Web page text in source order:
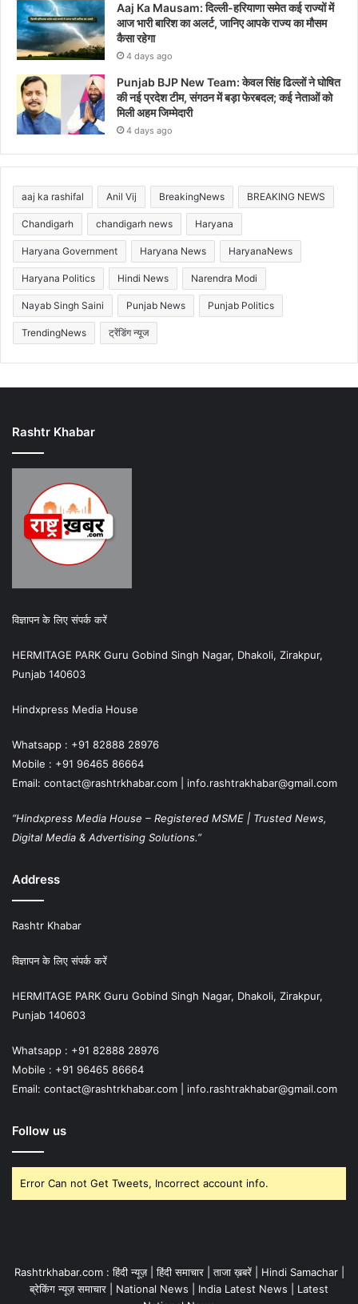
Aaj Ka Mausam: दिल्ली-हरियाणा समेत कई राज्यों में
आज भारी बारिश का अलर्ट, जानिए आपके राज्य का मौसम
कैसा रहेगा
4 days ago
Punjab BJP New Team: केवल सिंह ढिल्लों ने घोषित
की नई प्रदेश टीम, संगठन में बड़ा फेरबदल; कई नेताओं को
मिली अहम जिम्मेदारी
4 days ago
aaj ka rashifal Anil Vij BreakingNews BREAKING NEWS
Chandigarh chandigarh news Haryana
Haryana Government Haryana News HaryanaNews
Haryana Politics Hindi News Narendra Modi
Nayab Singh Saini Punjab News Punjab Politics
TrendingNews ट्रेंडिंग न्यूज
Rashtr Khabar
विज्ञापन के लिए संपर्क करें
HERMITAGE PARK Guru Gobind Singh Nagar, Dhakoli, Zirakpur,
Punjab 140603
Hindxpress Media House
Whatsapp : +91 82888 28976
Mobile : +91 96465 86664
Email: contact@rashtrkhabar.com | info.rashtrakhabar@gmail.com
“Hindxpress Media House – Registered MSME | Trusted News,
Digital Media & Advertising Solutions.”
Address
Rashtr Khabar
विज्ञापन के लिए संपर्क करें
HERMITAGE PARK Guru Gobind Singh Nagar, Dhakoli, Zirakpur,
Punjab 140603
Whatsapp : +91 82888 28976
Mobile : +91 96465 86664
Email: contact@rashtrkhabar.com | info.rashtrakhabar@gmail.com
Follow us
Error Can not Get Tweets, Incorrect account info.
Rashtrkhabar.com : हिंदी न्यूज़ | हिंदी समाचार | ताजा ख़बरें | Hindi Samachar |
ब्रेकिंग न्यूज़ समाचार | National News | India Latest News | Latest